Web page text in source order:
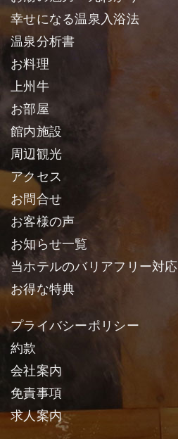
幸せになる温泉入浴法
温泉分析書
お料理
上州牛
お部屋
館内施設
周辺観光
アクセス
お問合せ
お客様の声
お知らせ一覧
当ホテルのバリアフリー対応
お得な特典
プライバシーポリシー
約款
会社案内
免責事項
求人案内